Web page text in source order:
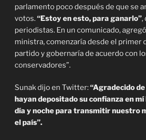
parlamento poco después de que se
votos.“Estoy en esto, para ganarlo”,
periodistas. En un comunicado,
ministra, comenzaría desde el primer
partido y gobernaría de acuerdo con
conservadores”.
Sunak dijo en Twitter:“Agradecido
hayan depositado su confianza en
día y noche para transmitir nuestro
el país”.